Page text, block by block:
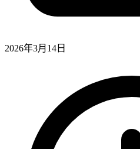
2026年3月14日